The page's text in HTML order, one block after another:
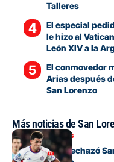
Talleres
El especial
le hizo al
León XIV a la
El conmovedor
Arias después
San Lorenzo
Más noticias de San
Mercado de pases
La oferta que rechazó